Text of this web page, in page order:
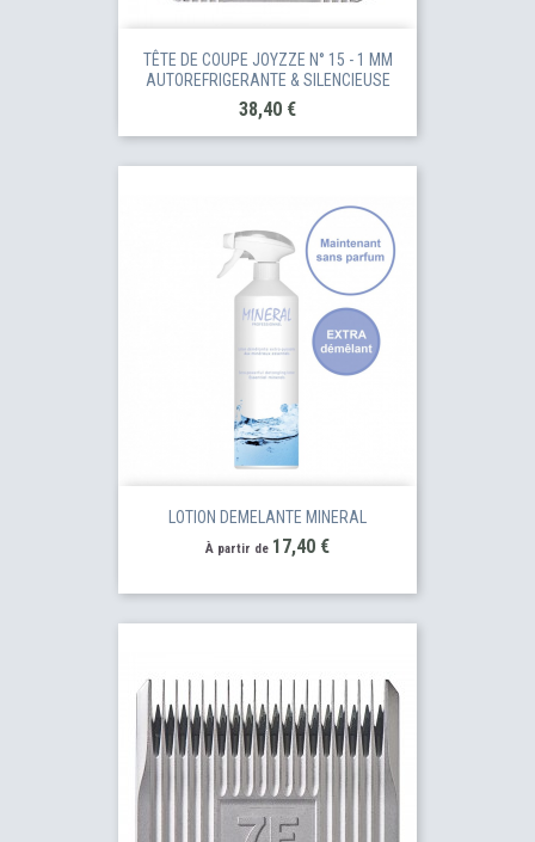
TÊTE DE COUPE JOYZZE N° 15 - 1 MM
AUTOREFRIGERANTE & SILENCIEUSE
Prix
38,40 €
LOTION DEMELANTE MINERAL
À partir de Prix
17,40 €